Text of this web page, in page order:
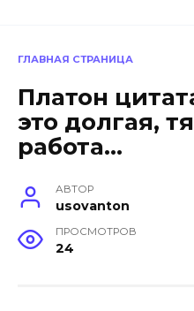
ГЛАВНАЯ СТРАНИЦА
Платон
это долгая,
работа…
АВТОР
usovanton
ПРОСМОТРОВ
24